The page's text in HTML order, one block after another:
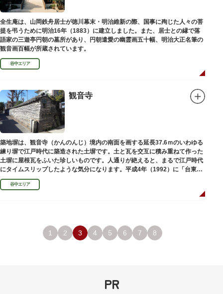
全生庵は、山岡鉄舟居士が徳川幕末・明治維新の際、国事に殉じた人々の菩
提を弔うために明治16年（1883）に建立しました。また、居士との縁で落
語家の三遊亭円朝の墓所があり、円朝遣愛の幽霊画五十幅、明治大正名筆の
観音画百幅が所蔵されています。
谷中エリア
観音寺
築地塀は、観音寺（かんのんじ）境内の南面を画する延長37.6ｍのいわゆる
練り塀で江戸時代に築造された土塀です。土と瓦を交互に積み重ねて作った
土塀に屋根瓦をふいた珍しいものです。人通りが絶えると、まるで江戸時代
にタイムスリップしたような気分になります。平成4年（1992）に「台東区
まちかど賞」を受賞しました。
谷中エリア
1 2 3 4 5 6 7 8
PR